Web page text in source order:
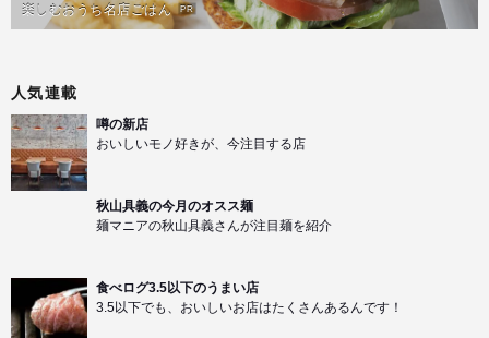
楽しむおうち名店ごはん PR
人気連載
噂の新店
おいしいモノ好きが、今注目する店
秋山具義の今月のオスス麺
麺マニアの秋山具義さんが注目麺を紹介
食べログ3.5以下のうまい店
3.5以下でも、おいしいお店はたくさんあるんです！